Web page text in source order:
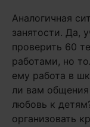
Аналогичная
занятости. Да,
проверить 60
работами, но
ему работа в
ли вам
любовь к
организовать